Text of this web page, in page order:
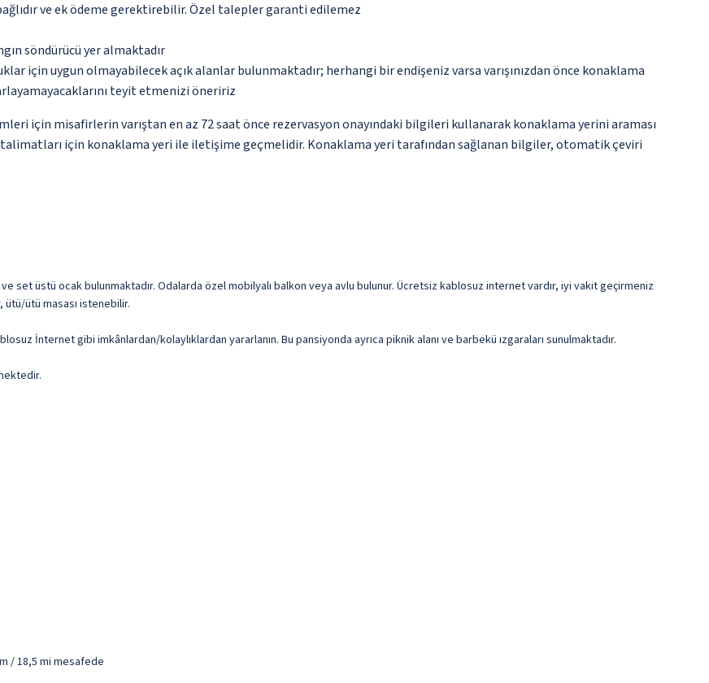
ve ek ödeme gerektirebilir. Özel talepler garanti edilemez
söndürücü yer almaktadır
için uygun olmayabilecek açık alanlar bulunmaktadır; herhangi bir endişeniz varsa varışınızdan önce konaklama
teyit etmenizi öneririz
için misafirlerin varıştan en az 72 saat önce rezervasyon onayındaki bilgileri kullanarak konaklama yerini araması
için konaklama yeri ile iletişime geçmelidir. Konaklama yeri tarafından sağlanan bilgiler, otomatik çeviri
set üstü ocak bulunmaktadır. Odalarda özel mobilyalı balkon veya avlu bulunur. Ücretsiz kablosuz internet vardır, iyi vakit geçirmeniz
ütü masası istenebilir.
İnternet gibi imkânlardan/kolaylıklardan yararlanın. Bu pansiyonda ayrıca piknik alanı ve barbekü ızgaraları sunulmaktadır.
/ 18,5 mi mesafede